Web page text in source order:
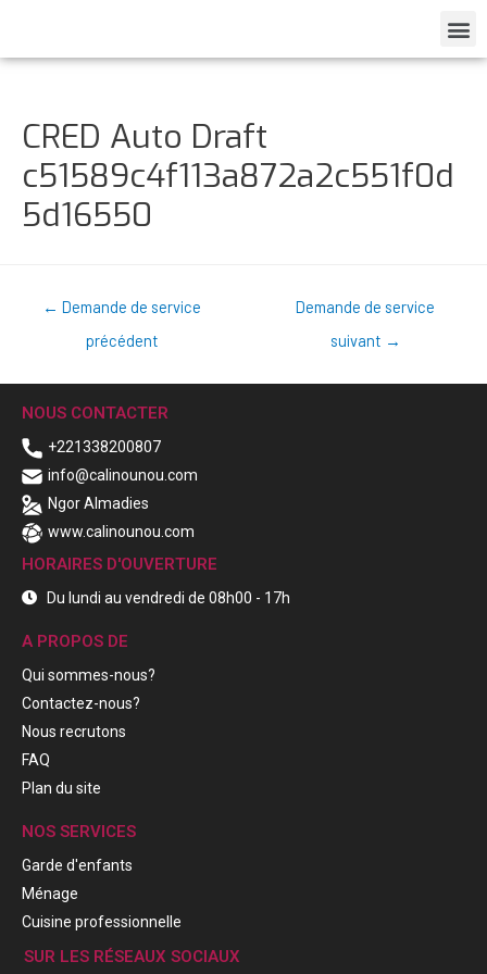
CRED Auto Draft
c51589c4f113a872a2c551f0d
5d16550
← Demande de service
précédent
Demande de service
suivant →
NOUS CONTACTER
+221338200807
info@calinounou.com
Ngor Almadies
www.calinounou.com
HORAIRES D'OUVERTURE
Du lundi au vendredi de 08h00 - 17h
A PROPOS DE
Qui sommes-nous?
Contactez-nous?
Nous recrutons
FAQ
Plan du site
NOS SERVICES
Garde d'enfants
Ménage
Cuisine professionnelle
SUR LES RÉSEAUX SOCIAUX